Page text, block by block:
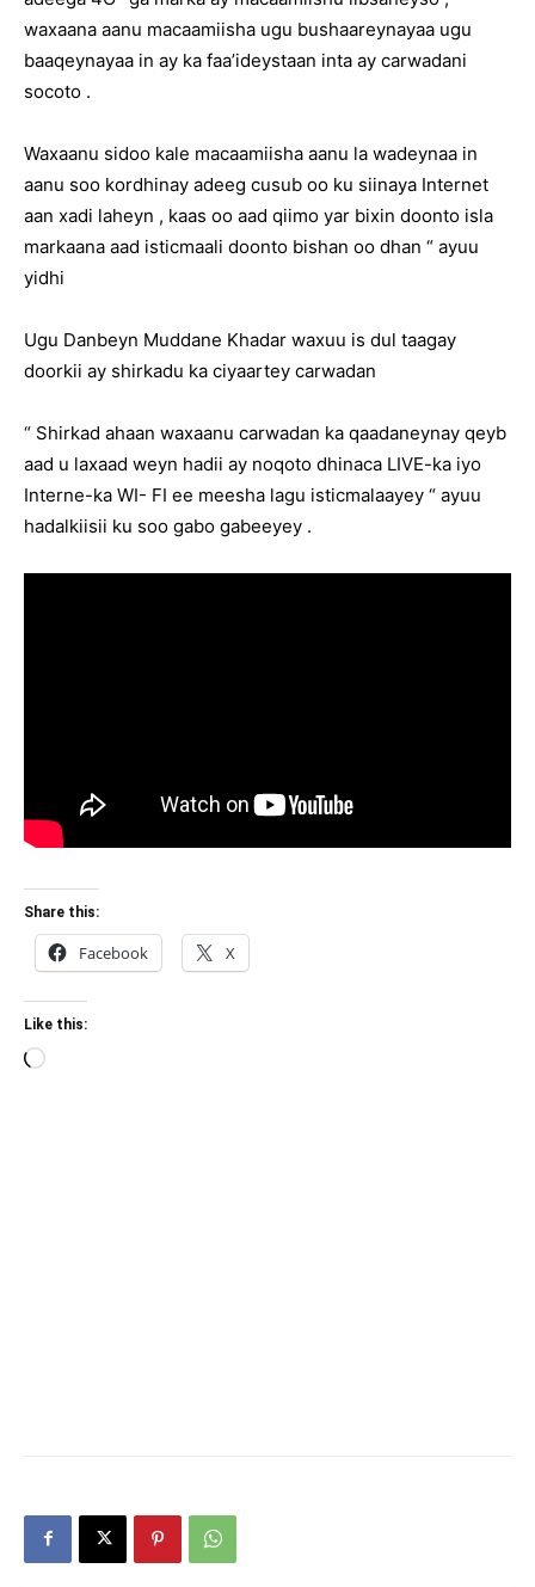
waxaana aanu macaamiisha ugu bushaareynayaa ugu
baaqeynayaa in ay ka faa’ideystaan inta ay carwadani
socoto .
Waxaanu sidoo kale macaamiisha aanu la wadeynaa in
aanu soo kordhinay adeeg cusub oo ku siinaya Internet
aan xadi laheyn , kaas oo aad qiimo yar bixin doonto isla
markaana aad isticmaali doonto bishan oo dhan “ ayuu
yidhi
Ugu Danbeyn Muddane Khadar waxuu is dul taagay
doorkii ay shirkadu ka ciyaartey carwadan
“ Shirkad ahaan waxaanu carwadan ka qaadaneynay qeyb
aad u laxaad weyn hadii ay noqoto dhinaca LIVE-ka iyo
Interne-ka WI- FI ee meesha lagu isticmalaayey “ ayuu
hadalkiisii ku soo gabo gabeeyey .
Share this:
Facebook X
Like this:
Loading…